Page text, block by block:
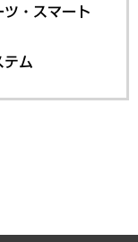
・スマート
テム